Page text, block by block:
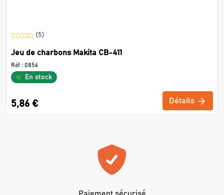
(5)
Jeu de charbons Makita CB-411
Réf : 0856
En stock
5,86 € Détails